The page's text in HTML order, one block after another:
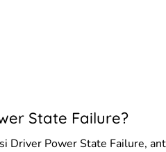
State Failure?
Driver Power State Failure,